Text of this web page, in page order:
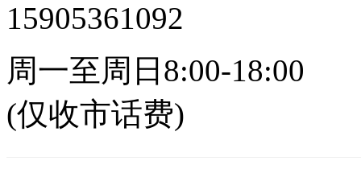
15905361092
周一至周日8:00-18:00
(仅收市话费)